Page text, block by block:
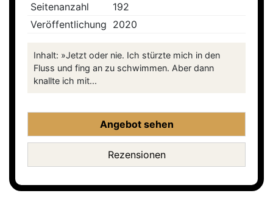
Seitenanzahl
192
Veröffentlichung 2020
Inhalt: »Jetzt oder nie. Ich stürzte mich in den
Fluss und fing an zu schwimmen. Aber dann
knallte ich mit...
Angebot sehen
Rezensionen